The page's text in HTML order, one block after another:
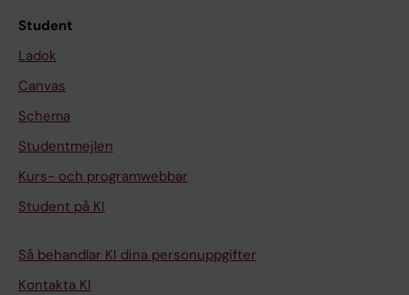
Student
Ladok
Canvas
Schema
Studentmejlen
Kurs- och programwebbar
Student på KI
Så behandlar KI dina personuppgifter
Kontakta KI